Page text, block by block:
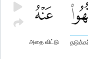
அதை விட்டு